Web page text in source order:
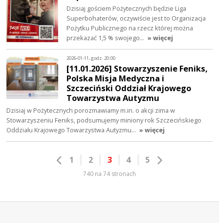
Dzisiaj gościem Pożytecznych będzie Liga
Superbohaterów, oczywiście jest to Organizacja
Pożytku Publicznego na rzecz której można
przekazać 1,5 % swojego… » więcej
2026-01-11, godz. 20:00
[11.01.2026] Stowarzyszenie Feniks,
Polska Misja Medyczna i
Szczeciński Oddział Krajowego
Towarzystwa Autyzmu
Dzisiaj w Pożytecznych porozmawiamy m.in. o akcji zima w
Stowarzyszeniu Feniks, podsumujemy miniony rok Szczecińskiego
Oddziału Krajowego Towarzystwa Autyzmu… » więcej
1 2 3 4 5
740 na 74 stronach